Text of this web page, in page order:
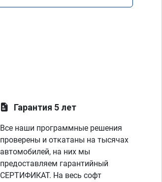
Гарантия 5 лет
Все наши программные решения
проверены и откатаны на тысячах
автомобилей, на них мы
предоставляем гарантийный
СЕРТИФИКАТ. На весь софт